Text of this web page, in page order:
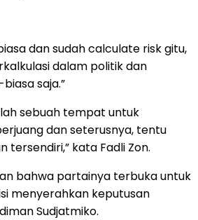
dan sudah calculate risk gitu,
dalam politik dan
saja.”
sebuah tempat untuk
dan seterusnya, tentu
kata Fadli Zon.
bahwa partainya terbuka untuk
menyerahkan keputusan
Sudjatmiko.